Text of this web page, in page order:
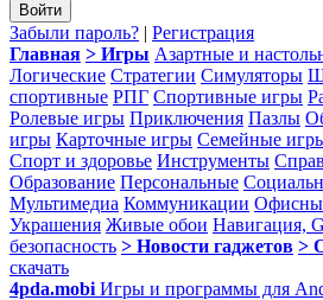
Войти
Забыли пароль? | Регистрация
Главная > Игры Азартные и
Логические Стратегии Симуляторы
спортивные РПГ Спортивные игры
Ролевые игры Приключения Пазлы
игры Карточные игры Семейные
Спорт и здоровье Инструменты
Образование Персональные
Мультимедиа Коммуникации
Украшения Живые обои Навигация,
безопасность > Новости гаджетов >
скачать
4pda.mobi Игры и программы для